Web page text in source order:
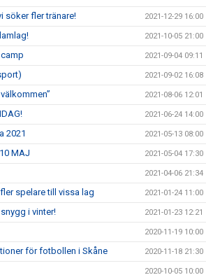
söker fler tränare! 2021-12-29 16:00
2021-10-05 21:00
2021-09-04 09:11
2021-09-02 16:08
2021-08-06 12:01
2021-06-24 14:00
2021 2021-05-13 08:00
MAJ 2021-05-04 17:30
2021-04-06 21:34
spelare till vissa lag 2021-01-24 11:00
i vinter! 2021-01-23 12:21
2020-11-19 10:00
för fotbollen i Skåne 2020-11-18 21:30
2020-10-05 10:00